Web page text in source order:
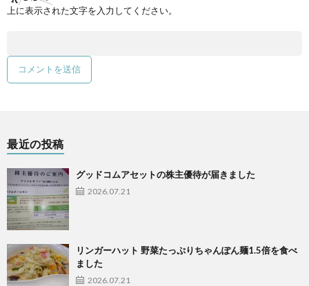
上に表示された文字を入力してください。
最近の投稿
グッドコムアセットの株主優待が届きました
2026.07.21
リンガーハット 野菜たっぷりちゃんぽん麺1.5倍を食べ
ました
2026.07.21